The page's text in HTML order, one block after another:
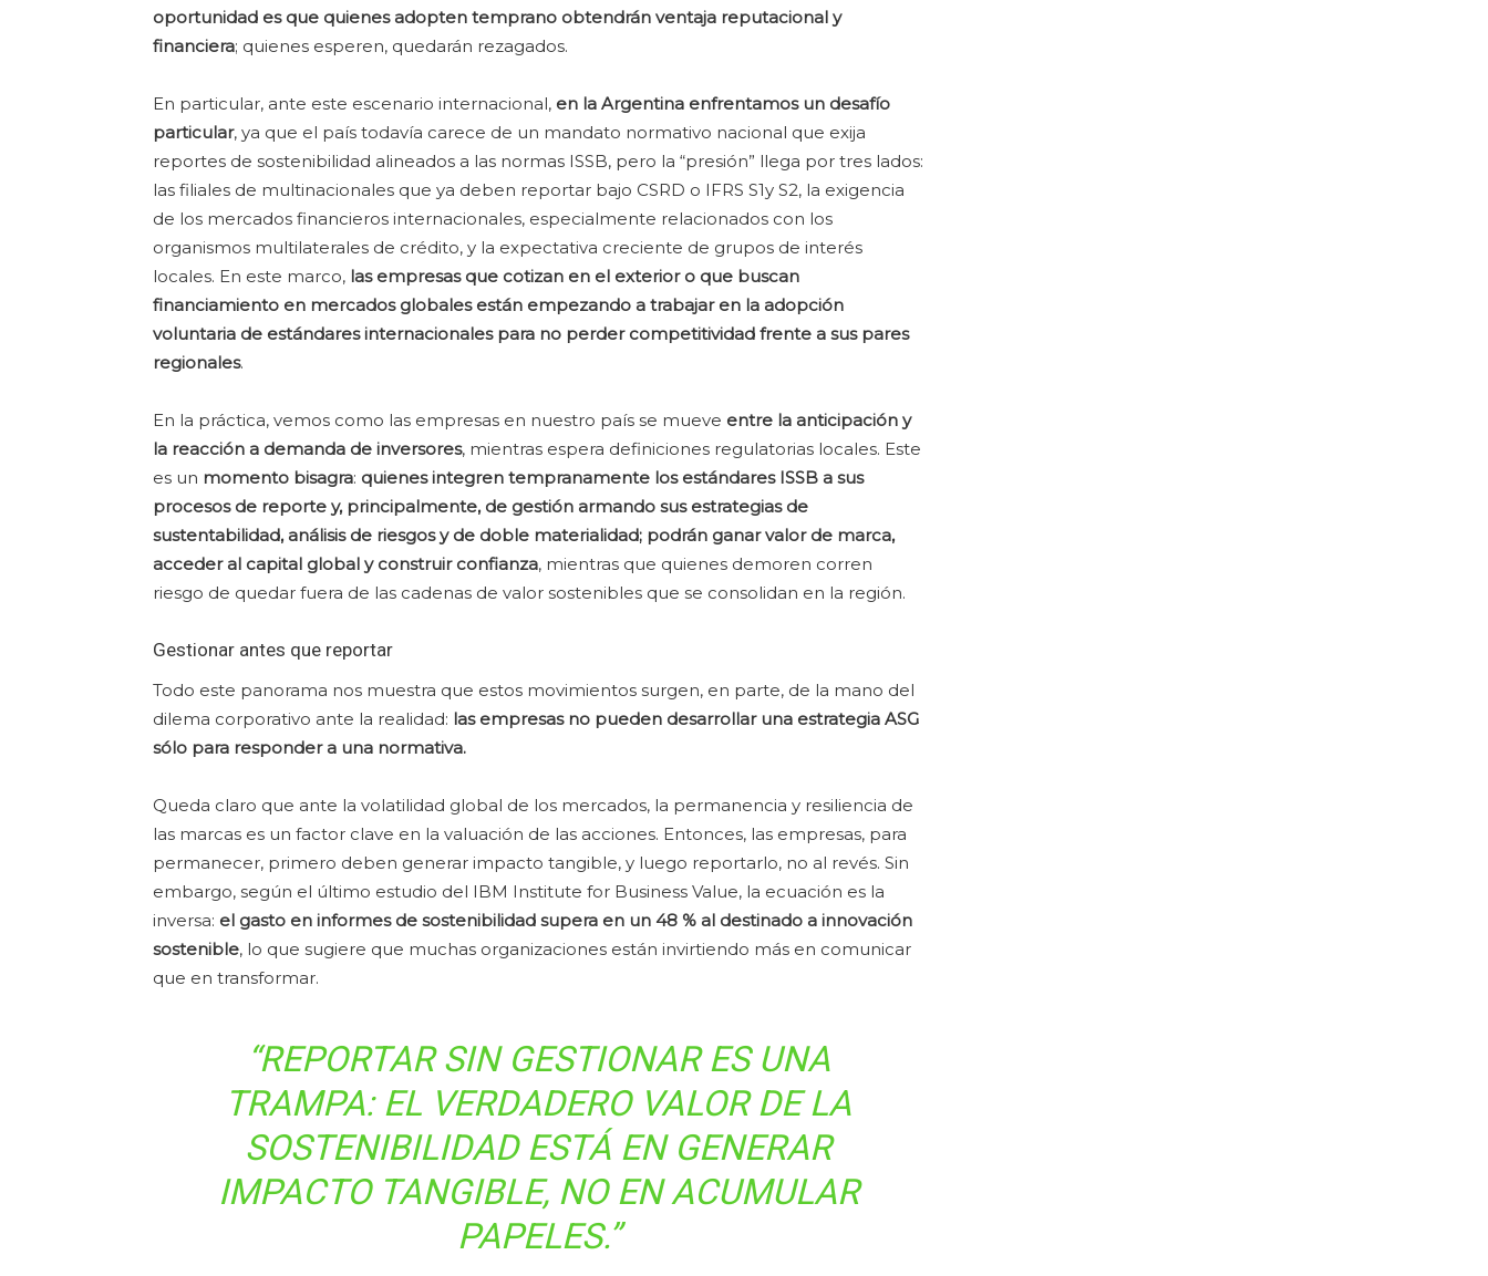
oportunidad es que quienes adopten temprano obtendrán ventaja reputacional y
financiera; quienes esperen, quedarán rezagados.
En particular, ante este escenario internacional, en la Argentina enfrentamos un desafío
particular, ya que el país todavía carece de un mandato normativo nacional que exija
reportes de sostenibilidad alineados a las normas ISSB, pero la “presión” llega por tres lados:
las filiales de multinacionales que ya deben reportar bajo CSRD o IFRS S1y S2, la exigencia
de los mercados financieros internacionales, especialmente relacionados con los
organismos multilaterales de crédito, y la expectativa creciente de grupos de interés
locales. En este marco, las empresas que cotizan en el exterior o que buscan
financiamiento en mercados globales están empezando a trabajar en la adopción
voluntaria de estándares internacionales para no perder competitividad frente a sus pares
regionales.
En la práctica, vemos como las empresas en nuestro país se mueve entre la anticipación y
la reacción a demanda de inversores, mientras espera definiciones regulatorias locales. Este
es un momento bisagra: quienes integren tempranamente los estándares ISSB a sus
procesos de reporte y, principalmente, de gestión armando sus estrategias de
sustentabilidad, análisis de riesgos y de doble materialidad; podrán ganar valor de marca,
acceder al capital global y construir confianza, mientras que quienes demoren corren
riesgo de quedar fuera de las cadenas de valor sostenibles que se consolidan en la región.
Gestionar antes que reportar
Todo este panorama nos muestra que estos movimientos surgen, en parte, de la mano del
dilema corporativo ante la realidad: las empresas no pueden desarrollar una estrategia ASG
sólo para responder a una normativa.
Queda claro que ante la volatilidad global de los mercados, la permanencia y resiliencia de
las marcas es un factor clave en la valuación de las acciones. Entonces, las empresas, para
permanecer, primero deben generar impacto tangible, y luego reportarlo, no al revés. Sin
embargo, según el último estudio del IBM Institute for Business Value, la ecuación es la
inversa: el gasto en informes de sostenibilidad supera en un 48 % al destinado a innovación
sostenible, lo que sugiere que muchas organizaciones están invirtiendo más en comunicar
que en transformar.
“REPORTAR SIN GESTIONAR ES UNA
TRAMPA: EL VERDADERO VALOR DE LA
SOSTENIBILIDAD ESTÁ EN GENERAR
IMPACTO TANGIBLE, NO EN ACUMULAR
PAPELES.”